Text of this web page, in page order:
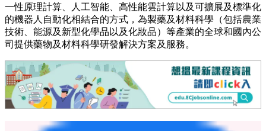
稀植物——珙桐（又稱「鴿子樹」）命名。公司致力於融合美
國前沿研發創新能力與成熟醫藥市場，以及中國快速崛起的研
發生態與創新管線資源，如同繁盛而美麗的「鴿子樹」一樣，
為人類健康帶來新的希望。
關於晶泰科技
晶泰科技（"XtalPi Holdings Limited"，股份簡稱：晶泰控股，
XTALPI，股票代碼：2228.HK）由三位麻省理工學院的物理
學家於 2015 年創立，是一個基於量子物理、以人工智能賦能
和機器人驅動的創新型研發平台。公司採用基於量子物理的第